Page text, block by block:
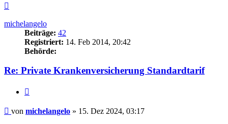
michelangelo
Beiträge: 42
Registriert: 14. Feb 2014, 20:42
Behörde:
Re: Private Krankenversicherung Standardtarif
Beitrag
von michelangelo » 15. Dez 2024, 03:17